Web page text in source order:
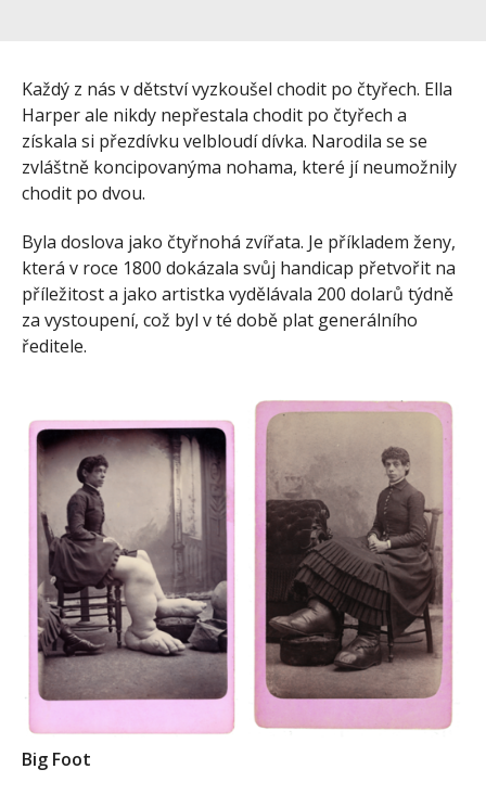
Každý z nás v dětství vyzkoušel chodit po čtyřech. Ella
Harper ale nikdy nepřestala chodit po čtyřech a
získala si přezdívku velbloudí dívka. Narodila se se
zvláštně koncipovanýma nohama, které jí neumožnily
chodit po dvou.
Byla doslova jako čtyřnohá zvířata. Je příkladem ženy,
která v roce 1800 dokázala svůj handicap přetvořit na
příležitost a jako artistka vydělávala 200 dolarů týdně
za vystoupení, což byl v té době plat generálního
ředitele.
Big Foot